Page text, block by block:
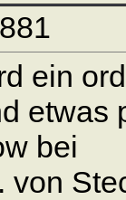
ein
etwas
bei
von